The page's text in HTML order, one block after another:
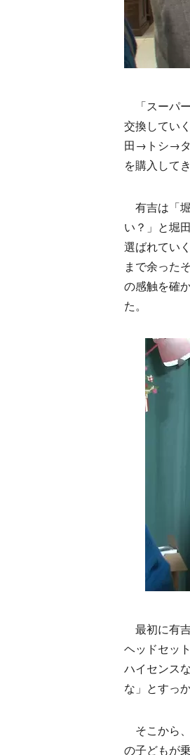
「スーパ
交換してい
田→トシ→タ
を購入して
有吉は「
い？」と堀
選ばれてい
まで余った
の感触を確
た。
最初に有
ヘッドセッ
ハイセンス
な」とすっ
そこから
の子どもが